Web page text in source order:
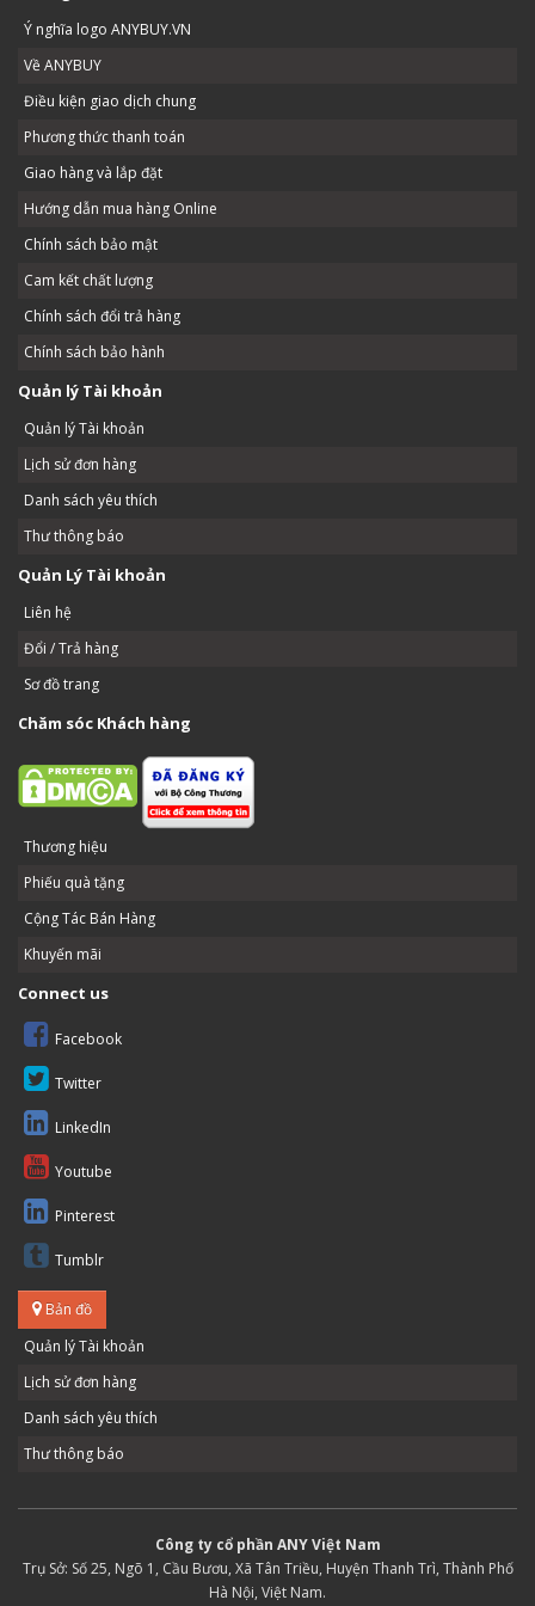
Ý nghĩa logo ANYBUY.VN
Về ANYBUY
Điều kiện giao dịch chung
Phương thức thanh toán
Giao hàng và lắp đặt
Hướng dẫn mua hàng Online
Chính sách bảo mật
Cam kết chất lượng
Chính sách đổi trả hàng
Chính sách bảo hành
Quản lý Tài khoản
Quản lý Tài khoản
Lịch sử đơn hàng
Danh sách yêu thích
Thư thông báo
Quản Lý Tài khoản
Liên hệ
Đổi / Trả hàng
Sơ đồ trang
Chăm sóc Khách hàng
Thương hiệu
Phiếu quà tặng
Cộng Tác Bán Hàng
Khuyến mãi
Connect us
Facebook
Twitter
LinkedIn
Youtube
Pinterest
Tumblr
Bản đồ
Quản lý Tài khoản
Lịch sử đơn hàng
Danh sách yêu thích
Thư thông báo
Công ty cổ phần ANY Việt Nam
Trụ Sở: Số 25, Ngõ 1, Cầu Bươu, Xã Tân Triều, Huyện Thanh Trì, Thành Phố
Hà Nội, Việt Nam.